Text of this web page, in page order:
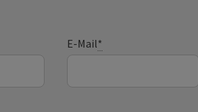
E-Mail*